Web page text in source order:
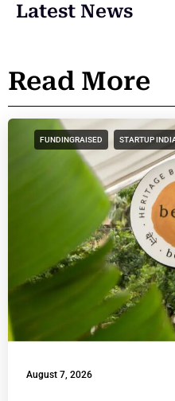
Latest News
Read More
FUNDINGRAISED STARTUP
August 7, 2026